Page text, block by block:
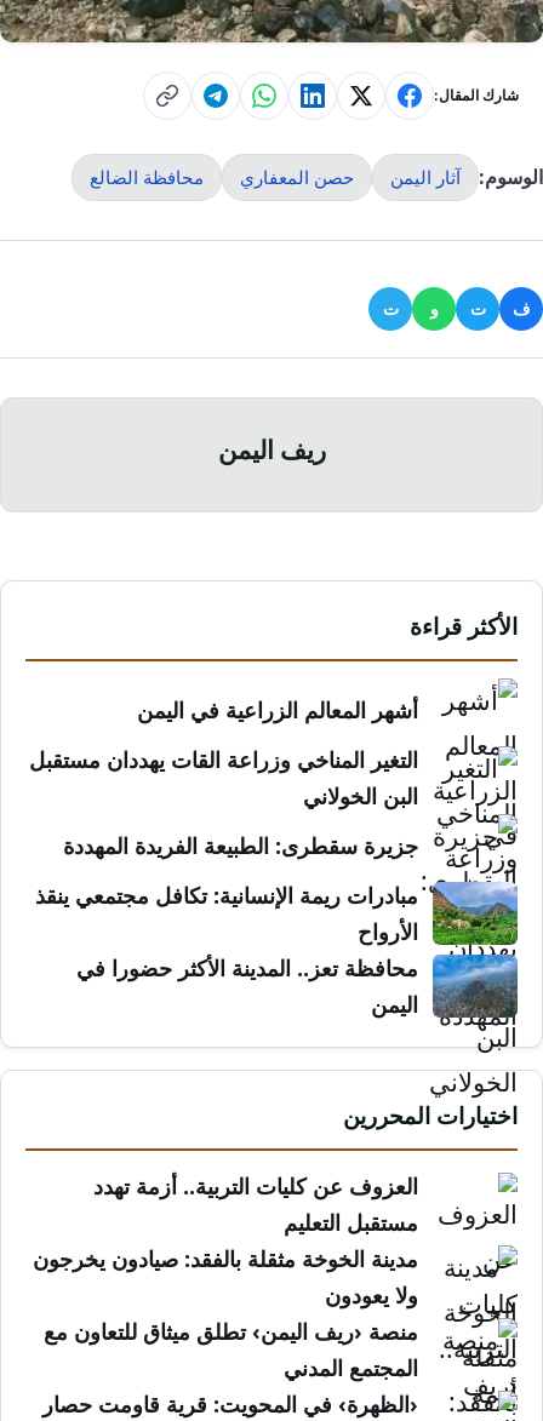
شارك المقال:
الوسوم: آثار اليمن حصن المعفاري محافظة الضالع
ف ت و ت
ريف اليمن
الأكثر قراءة
أشهر المعالم الزراعية في اليمن
التغير المناخي وزراعة القات يهددان مستقبل
البن الخولاني
جزيرة سقطرى: الطبيعة الفريدة المهددة
مبادرات ريمة الإنسانية: تكافل مجتمعي ينقذ
الأرواح
محافظة تعز.. المدينة الأكثر حضورا في
اليمن
اختيارات المحررين
العزوف عن كليات التربية.. أزمة تهدد
مستقبل التعليم
مدينة الخوخة مثقلة بالفقد: صيادون يخرجون
ولا يعودون
منصة ‹ريف اليمن› تطلق ميثاق للتعاون مع
المجتمع المدني
‹الظهرة› في المحويت: قرية قاومت حصار